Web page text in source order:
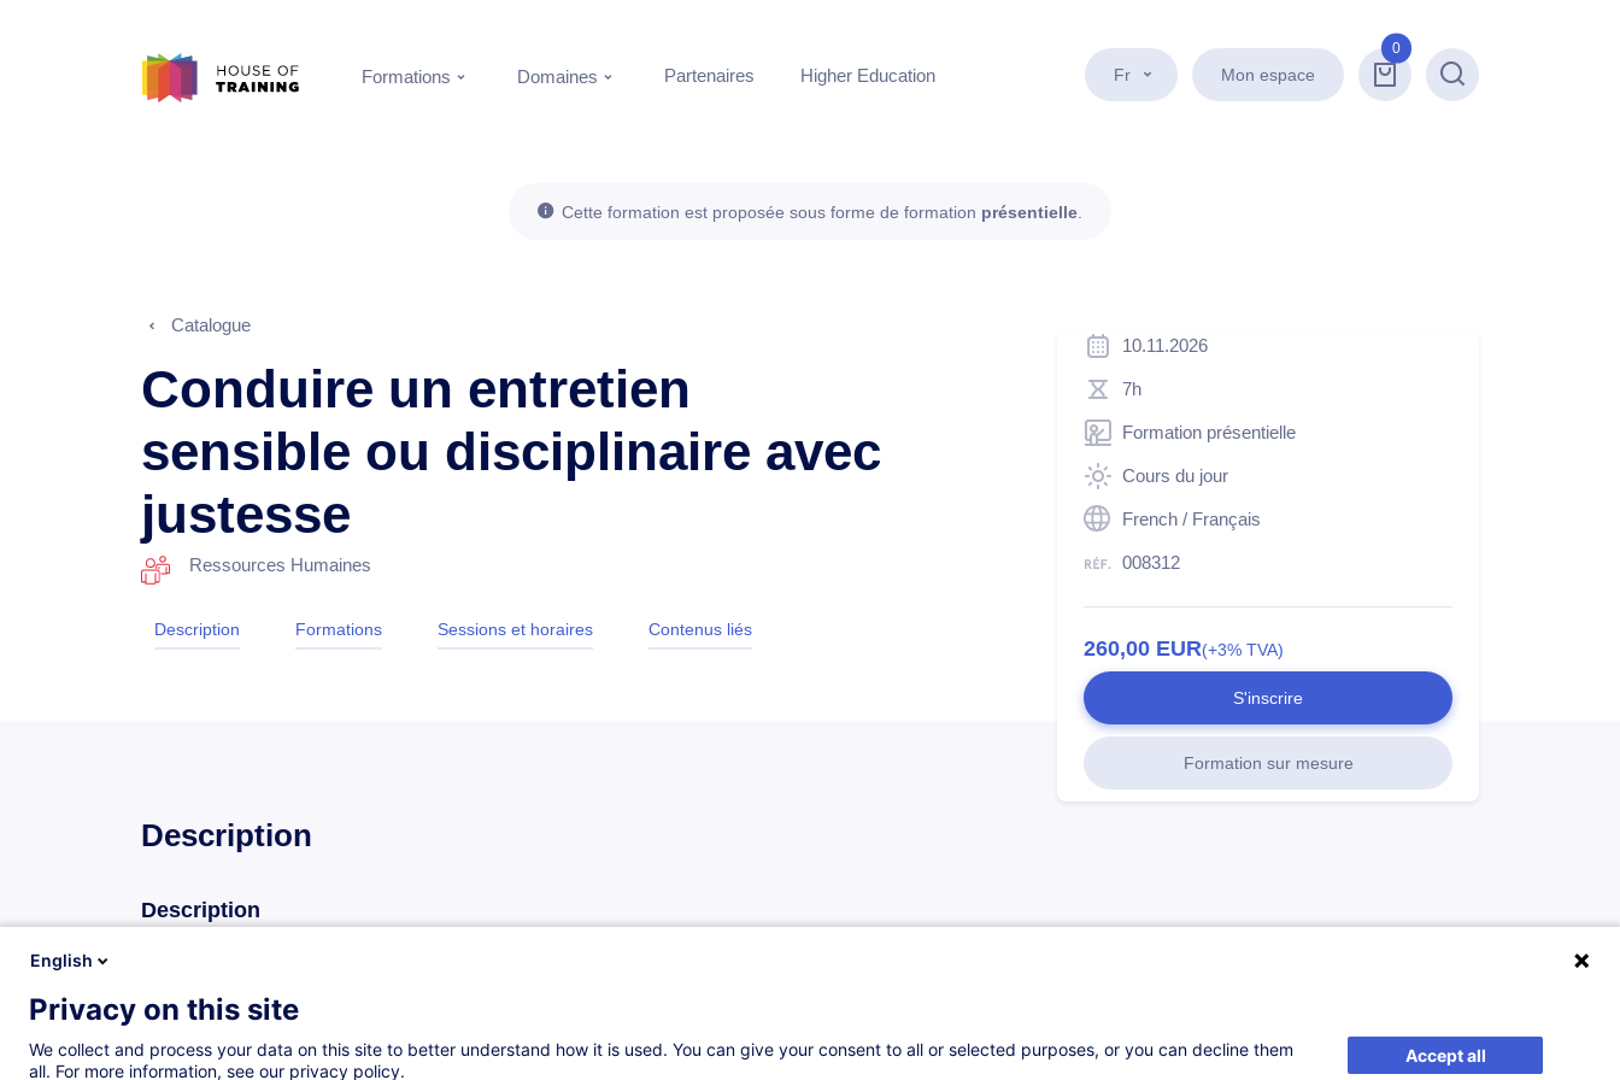
Fr Mon espace
0
Recherche
Formations Domaines Partenaires Higher Education
Cette formation est proposée sous forme de formation présentielle
Catalogue
Conduire un entretien
sensible ou disciplinaire avec
justesse
Ressources Humaines
Description Formations Sessions et horaires Contenus liés
10.11.2026
7h
Formation présentielle
Cours du jour
French / Français
008312
260,00 EUR(+3% TVA)
S'inscrire
Formation sur mesure
Description
Description
Cette formation vous aide à adopter la posture adéquate, à structurer vos échanges et à
English
Privacy on this site
We collect and process your data on this site to better understand how it is used. You can give your consent to all or selected purposes, or you can decline them
all. For more information, see our privacy policy.
Accept all